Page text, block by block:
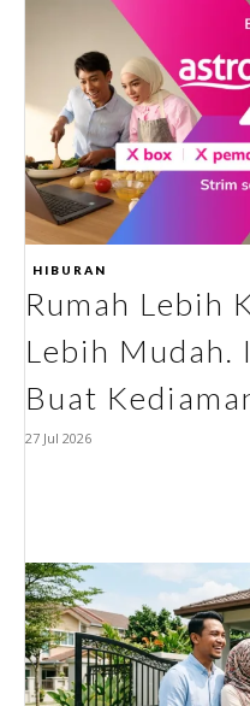
HIBURAN
Rumah Lebih
Lebih Mudah.
Buat
27 Jul 2026